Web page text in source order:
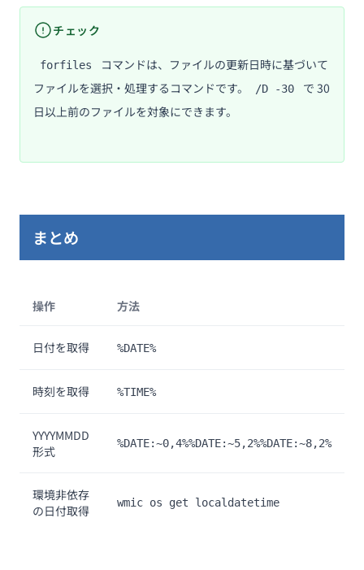
チェック
forfiles
コマンドは、ファイルの更新日時に基づいて
ファイルを選択・処理するコマンドです。
/D -30
で 30
日以上前のファイルを対象にできます。
まとめ
操作 方法
日付を取得 %DATE%
時刻を取得 %TIME%
YYYYMMDD
形式
%DATE:~0,4%%DATE:~5,2%%DATE:~8,2%
環境非依存
の日付取得
wmic os get localdatetime